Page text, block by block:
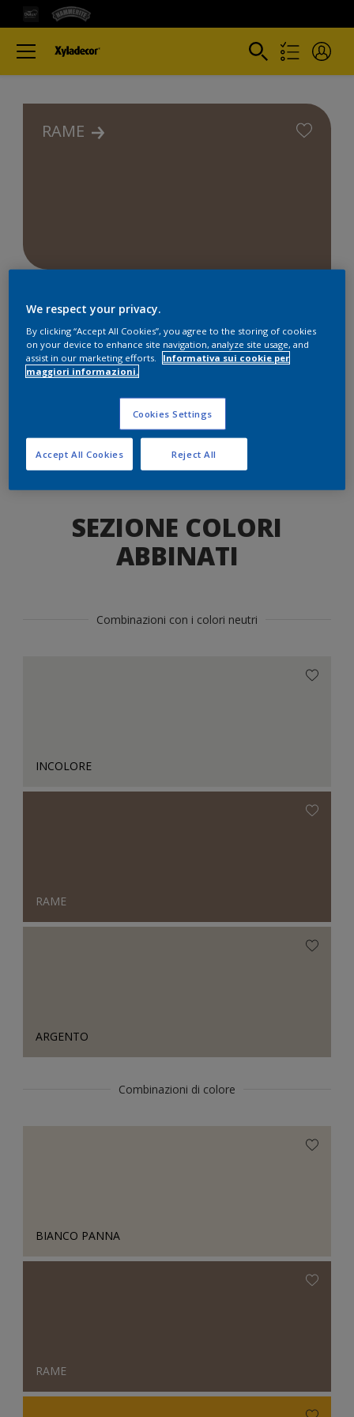
RAME
Trova il prodotto in questo colore
VAI
SEZIONE COLORI
ABBINATI
Combinazioni con i colori neutri
INCOLORE
RAME
ARGENTO
Combinazioni di colore
BIANCO PANNA
RAME
We respect your privacy.
By clicking “Accept All Cookies”, you agree to the storing of cookies
on your device to enhance site navigation, analyze site usage, and
assist in our marketing efforts.
Informativa sui cookie per
maggiori informazioni.
Cookies Settings
Reject All
Accept All Cookies